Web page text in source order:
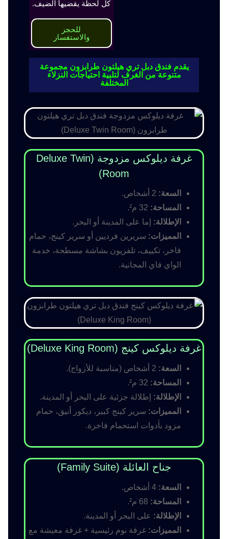
كل لحظة يقضيها الضيف.
للحجز
والاستفسار
يقدم فندق دبل تري هيلتون طرابزون مجموعة
متنوعة من الغرف لتلبية احتياجات النزلاء
المختلفة
غرفة ديلوكس مزدوجة (Deluxe Twin
Room)
السعة:
المساحة:
الإطلالة: إما على المدينة أو البحر.
المميزات: سريرين فرديين أو سرير كينج، حمام
فاخر، تكييف، تلفزيون بشاشة مسطحة، خدمة
الواي فاي المجانية.
غرفة ديلوكس كينج (Deluxe King Room)
السعة:
المساحة:
الإطلالة: إطلالة جزئية على البحر أو المدينة.
المميزات: سرير كينج كبير، ديكور أنيق، حمام
مزود بأدوات استحمام فاخرة.
جناح العائلة (Family Suite)
السعة:
المساحة:
الإطلالة: على البحر أو المدينة.
المميزات: غرفة نوم رئيسية + غرفة معيشة مع